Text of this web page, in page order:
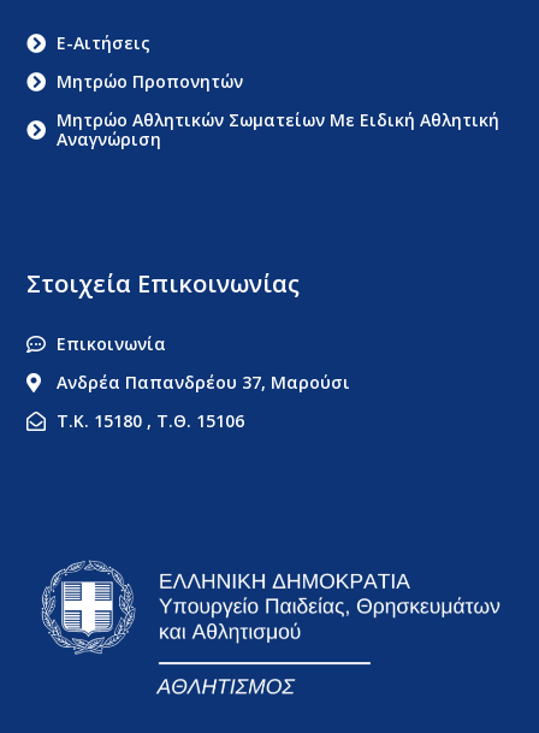
Στοιχεία Επικοινωνίας
Επικοινωνία
Ανδρέα Παπανδρέου 37, Μαρούσι
Τ.Κ. 15180 , Τ.Θ. 15106
E-Αιτήσεις
Μητρώο Προπονητών
Μητρώο Αθλητικών Σωματείων Με Ειδική Αθλητική
Αναγνώριση